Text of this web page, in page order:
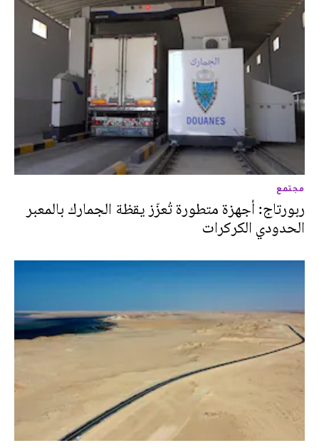
مجتمع
ربورتاج: أجهزة متطورة تُعزّز يقظة الجمارك بالمعبر
الحدودي الكركرات